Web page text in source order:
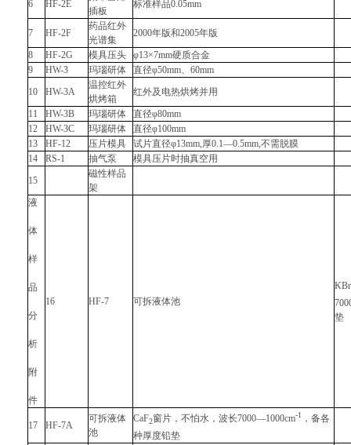
6
HF-2E
插板
标准样品0.05mm
7 HF-2F
药品红外
光谱集
2000年版和2005年版
8
HF-2G 模具压头
φ13×7mm硬质合金
9
HW-3 玛瑙研体
直径φ50mm、60mm
10
HW-3A
温控红外
烘烤箱
红外及电热烘烤并用
11
HW-3B 玛瑙研体
直径φ80mm
12
HW-3C 玛瑙研体
直径φ100mm
13
HF-12 压片模具
试片直径φ13mm,厚0.1―0.5mm,不需脱膜
14
RS-1 抽气泵
模具压片时抽真空用
15
磁性样品
架
液
体
样
品
分
析
附
件
16 HF-7 可拆液体池
垫
17 HF-7A
可拆液体
池
CaF2窗片，不怕水，波长7000―1000cm-1，备各
种厚度铅垫